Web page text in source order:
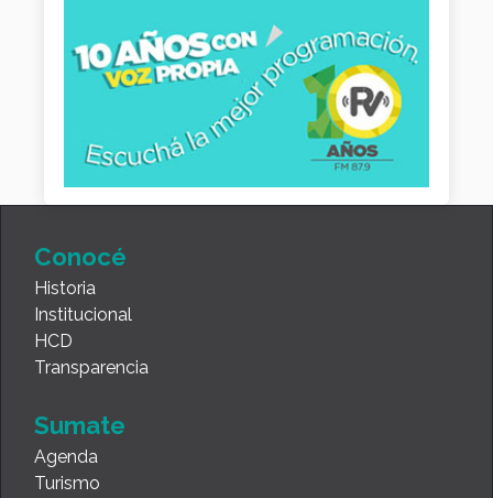
Conocé
Historia
Institucional
HCD
Transparencia
Sumate
Agenda
Turismo